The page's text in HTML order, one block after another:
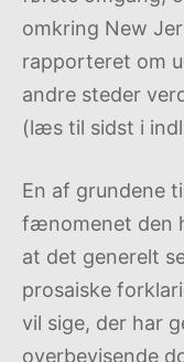
omkring New
rapporteret om
andre steder
(læs til sidst i
En af grundene
fænomenet den
at det generelt
prosaiske
vil sige, der har
overbevisende